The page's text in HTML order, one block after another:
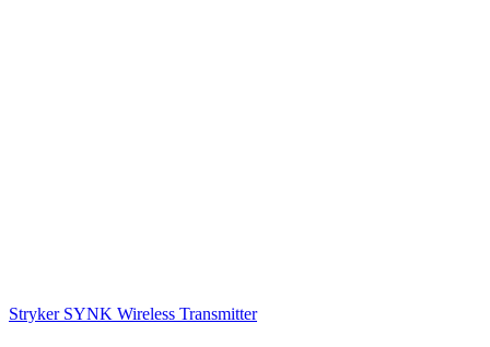
Stryker SYNK Wireless Transmitter